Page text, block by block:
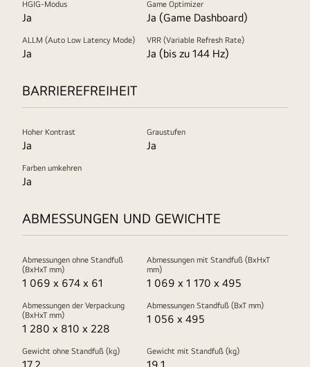
HGIG-Modus
Ja
Game Optimizer
Ja (Game Dashboard)
ALLM (Auto Low Latency Mode)
Ja
VRR (Variable Refresh Rate)
Ja (bis zu 144 Hz)
BARRIEREFREIHEIT
Hoher Kontrast
Ja
Graustufen
Ja
Farben umkehren
Ja
ABMESSUNGEN UND GEWICHTE
Abmessungen ohne Standfuß
(BxHxT mm)
1 069 x 674 x 61
Abmessungen mit Standfuß (BxHxT
mm)
1 069 x 1 170 x 495
Abmessungen der Verpackung
(BxHxT mm)
1 280 x 810 x 228
Abmessungen Standfuß (BxT mm)
1 056 x 495
Gewicht ohne Standfuß (kg) Gewicht mit Standfuß (kg)